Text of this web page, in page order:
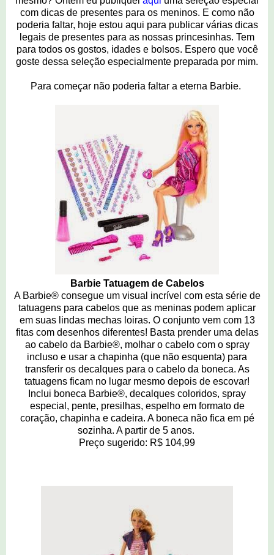
com dicas de presentes para os meninos. E como não
poderia faltar, hoje estou aqui para publicar várias dicas
legais de presentes para as nossas princesinhas. Tem
para todos os gostos, idades e bolsos. Espero que você
goste dessa seleção especialmente preparada por mim.
Para começar não poderia faltar a eterna Barbie.
Barbie Tatuagem de Cabelos
A Barbie® consegue um visual incrível com esta série de
tatuagens para cabelos que as meninas podem aplicar
em suas lindas mechas loiras. O conjunto vem com 13
fitas com desenhos diferentes! Basta prender uma delas
ao cabelo da Barbie®, molhar o cabelo com o spray
incluso e usar a chapinha (que não esquenta) para
transferir os decalques para o cabelo da boneca. As
tatuagens ficam no lugar mesmo depois de escovar!
Inclui boneca Barbie®, decalques coloridos, spray
especial, pente, presilhas, espelho em formato de
coração, chapinha e cadeira. A boneca não fica em pé
sozinha. A partir de 5 anos.
Preço sugerido: R$ 104,99